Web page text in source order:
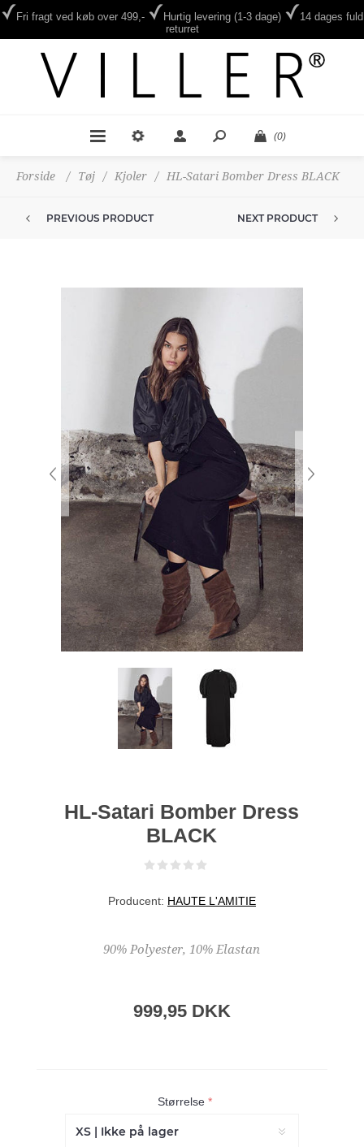
Fri fragt ved køb over 499,- Hurtig levering (1-3 dage)
14 dages fuld
returret
(0)
Forside / Tøj / Kjoler / HL-Satari Bomber Dress BLACK
PREVIOUS PRODUCT NEXT PRODUCT
HL-Satari Bomber Dress
BLACK
Producent: HAUTE L'AMITIE
90% Polyester, 10% Elastan
999,95 DKK
Størrelse*